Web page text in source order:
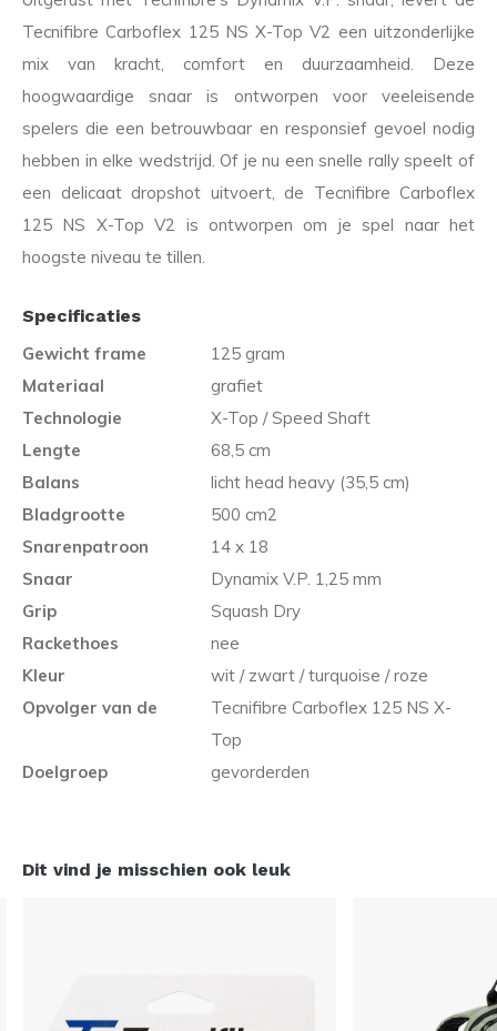
Tecnifibre Carboflex 125 NS X-Top V2 een uitzonderlijke
mix van kracht, comfort en duurzaamheid. Deze
hoogwaardige snaar is ontworpen voor veeleisende
spelers die een betrouwbaar en responsief gevoel nodig
hebben in elke wedstrijd. Of je nu een snelle rally speelt of
een delicaat dropshot uitvoert, de Tecnifibre Carboflex
125 NS X-Top V2 is ontworpen om je spel naar het
hoogste niveau te tillen.
Specificaties
Gewicht frame
125 gram
Materiaal
grafiet
Technologie
X-Top / Speed Shaft
Lengte
68,5 cm
Balans
licht head heavy (35,5 cm)
Bladgrootte
500 cm2
Snarenpatroon
14 x 18
Snaar
Dynamix V.P. 1,25 mm
Grip
Squash Dry
Rackethoes
nee
Kleur
wit / zwart / turquoise / roze
Opvolger van de
Tecnifibre Carboflex 125 NS X-
Top
Doelgroep
gevorderden
Dit vind je misschien ook leuk